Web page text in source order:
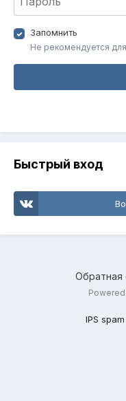
Запомнить
Не рекомендуется
Быстрый вход
Обратная
IPS spam